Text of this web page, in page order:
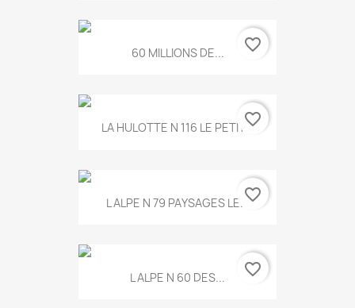
60 MILLIONS DE... favorite_border
LA HULOTTE N 116 LE PETIT...favorite_border
L ALPE N 79 PAYSAGES LE...favorite_border
L ALPE N 60 DES... favorite_border